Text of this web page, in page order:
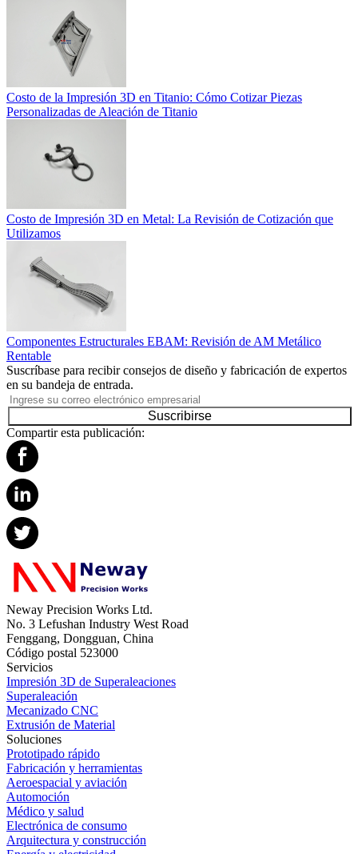
Costo de la Impresión 3D en Titanio: Cómo Cotizar Piezas
Personalizadas de Aleación de Titanio
Costo de Impresión 3D en Metal: La Revisión de Cotización que
Utilizamos
Componentes Estructurales EBAM: Revisión de AM Metálico
Rentable
Suscríbase para recibir consejos de diseño y fabricación de expertos
en su bandeja de entrada.
Suscribirse
Compartir esta publicación:
Neway Precision Works Ltd.
No. 3 Lefushan Industry West Road
Fenggang, Dongguan, China
Código postal 523000
Servicios
Impresión 3D de Superaleaciones
Superaleación
Mecanizado CNC
Extrusión de Material
Soluciones
Prototipado rápido
Fabricación y herramientas
Aeroespacial y aviación
Automoción
Médico y salud
Electrónica de consumo
Arquitectura y construcción